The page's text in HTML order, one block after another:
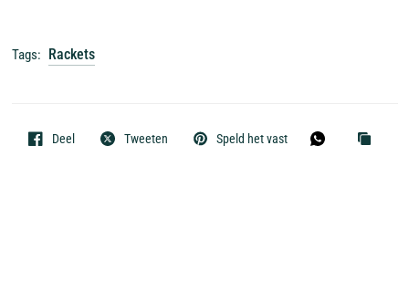
Tags: Rackets
Deel Tweeten Speld het vast